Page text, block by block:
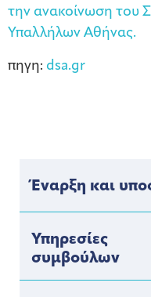
την ανακοίνωση του
Υπαλλήλων Αθήνας.
πηγη: dsa.gr
Έναρξη και
Υπηρεσίες
συμβούλων